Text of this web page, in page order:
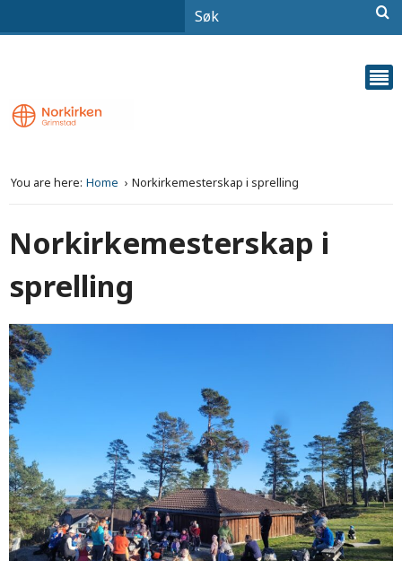
You are here: Home Norkirkemesterskap i sprelling
Norkirkemesterskap i
sprelling